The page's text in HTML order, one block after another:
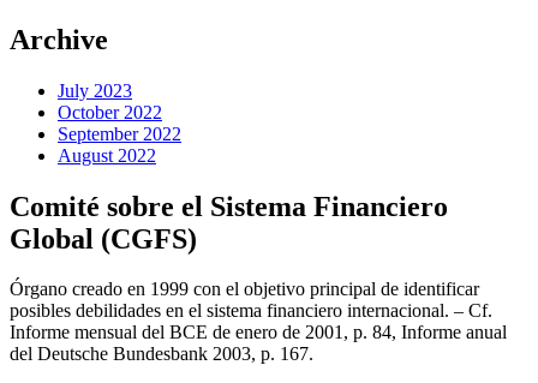
Archive
July 2023
October 2022
September 2022
August 2022
Comité sobre el Sistema Financiero
Global (CGFS)
Órgano creado en 1999 con el objetivo principal de identificar
posibles debilidades en el sistema financiero internacional. – Cf.
Informe mensual del BCE de enero de 2001, p. 84, Informe anual
del Deutsche Bundesbank 2003, p. 167.